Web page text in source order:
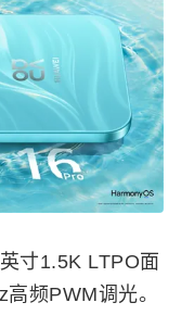
寸1.5K LTPO面
频PWM调光。